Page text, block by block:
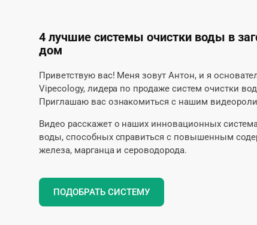
4 лучшие системы очистки воды в
дом
Приветствую вас! Меня зовут Антон, и я
Vipecology, лидера по продаже систем очистки
Приглашаю вас ознакомиться с нашим
Видео расскажет о наших инновационных
воды, способных справиться с повышенным
железа, марганца и сероводорода.
ПОДОБРАТЬ СИСТЕМУ